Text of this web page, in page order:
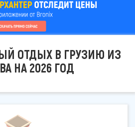
ОТДЫХ В ГРУЗИЮ ИЗ
НА 2026 ГОД